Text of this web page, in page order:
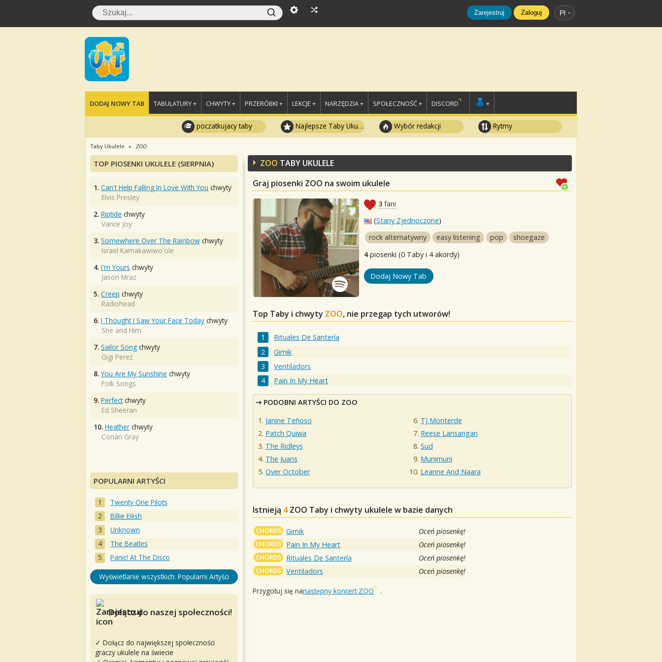
Zarejestruj Zaloguj Pl
DODAJ NOWY TAB TABULATURY + CHWYTY + PRZERÓBKI + LEKCJE + NARZĘDZIA + SPOŁECZNOŚĆ + DISCORD +
poczatkujacy taby Najlepsze Taby Ukulele Wybór redakcji Rytmy
Taby Ukulele ZOO
ZOO TABY UKULELE
Graj piosenki ZOO na swoim ukulele
3 fani
(Stany Zjednoczone)
rock alternatywny
easy listening pop
shoegaze
4piosenki (0 Taby i 4 akordy)
Dodaj Nowy Tab
Top Taby i chwyty ZOO, nie przegap tych utworów!
Rituales De Santería
Gimik
Ventiladors
Pain In My Heart
PODOBNI ARTYŚCI DO ZOO
Janine Teñoso
Patch Quiwa
The Ridleys
The Juans
Over October
TJ Monterde
Reese Lansangan
Sud
Munimuni
Leanne And Naara
Istnieją 4 ZOO Taby i chwyty ukulele w bazie danych
CHORDS Gimik Oceń piosenkę!
CHORDS Pain In My Heart Oceń piosenkę!
CHORDS Rituales De Santería Oceń piosenkę!
CHORDS Ventiladors Oceń piosenkę!
Przygotuj się nanastępny koncert ZOO .
TOP PIOSENKI UKULELE (SIERPNIA)
1. Can't Help Falling In Love With You chwyty
Elvis Presley
2. Riptide chwyty
Vance Joy
3. Somewhere Over The Rainbow chwyty
Israel Kamakawiwo'ole
4. I'm Yours chwyty
Jason Mraz
5. Creep chwyty
Radiohead
6. I Thought I Saw Your Face Today chwyty
She and Him
7. Sailor Song chwyty
Gigi Perez
8. You Are My Sunshine chwyty
Folk Songs
9. Perfectchwyty
Ed Sheeran
10. Heather chwyty
Conan Gray
POPULARNI ARTYŚCI
Twenty One Pilots
Billie Eilish
Unknown
The Beatles
Panic! At The Disco
Wyświetlanie wszystkich: Popularni Artyści
Dołącz do naszej społeczności!
✓ Dołącz do największej społeczności
graczy ukulele na świecie